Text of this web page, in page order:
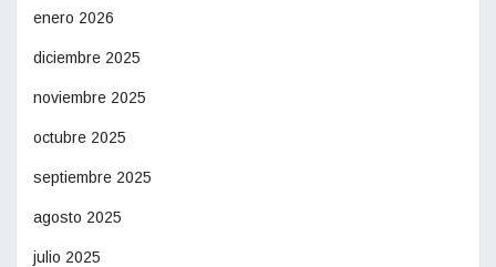
enero 2026
diciembre 2025
noviembre 2025
octubre 2025
septiembre 2025
agosto 2025
julio 2025